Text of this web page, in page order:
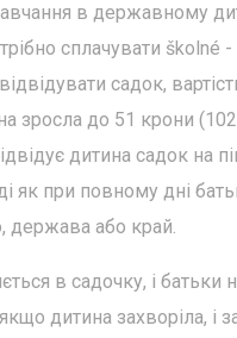
в державному
сплачувати
садок,
зросла до 51 крони
дитина садок на
як при повному дні
держава або край.
в садочку, і батьки
дитина захворіла, і